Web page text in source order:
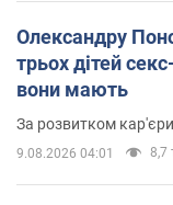
Олександру
трьох дітей
вони мають
За розвитком
9.08.2026 04:01 8,7